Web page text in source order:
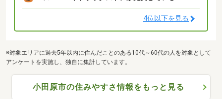
4位以下を見る
※対象エリアに過去5年以内に住んだことのある10代～60代の人を対象として
アンケートを実施し、独自に集計しています。
小田原市の住みやすさ情報をもっと見る